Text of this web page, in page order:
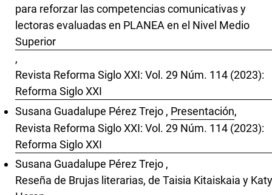
para reforzar las competencias comunicativas y
lectoras evaluadas en PLANEA en el Nivel Medio
Superior
,
Revista Reforma Siglo XXI: Vol. 29 Núm. 114 (2023):
Reforma Siglo XXI
Susana Guadalupe Pérez Trejo , Presentación,
Revista Reforma Siglo XXI: Vol. 29 Núm. 114 (2023):
Reforma Siglo XXI
Susana Guadalupe Pérez Trejo ,
Reseña de Brujas literarias, de Taisia Kitaiskaia y Katy